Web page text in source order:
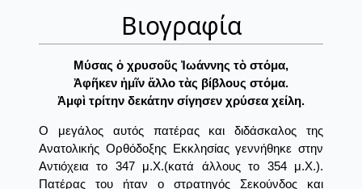
Βιογραφία
Μύσας ὁ χρυσοῦς Ἰωάννης τὸ στόμα,
Ἀφῆκεν ἡμῖν ἄλλο τὰς βίβλους στόμα.
Ἀμφὶ τρίτην δεκάτην σίγησεν χρύσεα χείλη.
Ο μεγάλος αυτός πατέρας και διδάσκαλος της
Ανατολικής Ορθόδοξης Εκκλησίας γεννήθηκε στην
Αντιόχεια το 347 μ.Χ.(κατά άλλους το 354 μ.Χ.).
Πατέρας του ήταν ο στρατηγός Σεκούνδος και